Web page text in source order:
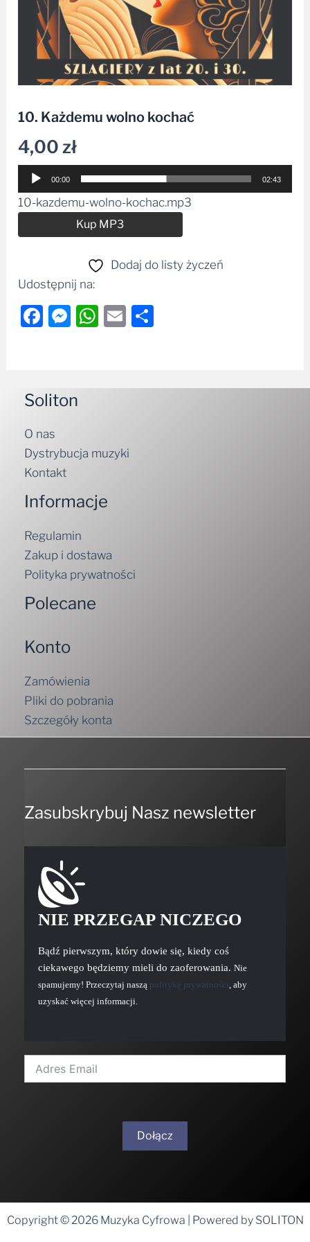
10. Każdemu wolno kochać
4,00zł
Odtwarzacz
plików
dźwiękowych
00:00 02:43
10-kazdemu-wolno-kochac.mp3
Kup MP3
Dodaj do listy życzeń
Udostępnij na:
Facebook
Messenger
WhatsApp
Email
Soliton
O nas
Dystrybucja muzyki
Kontakt
Informacje
Regulamin
Zakup i dostawa
Polityka prywatności
Polecane
Konto
Zamówienia
Pliki do pobrania
Szczegóły konta
Zasubskrybuj Nasz newsletter
NIE PRZEGAP NICZEGO
Bądź pierwszym, który dowie się, kiedy coś
ciekawego będziemy mieli do zaoferowania. Nie
spamujemy! Przeczytaj naszą politykę prywatności, aby
uzyskać więcej informacji.
Dołącz
Copyright © 2026 Muzyka Cyfrowa | Powered by SOLITON